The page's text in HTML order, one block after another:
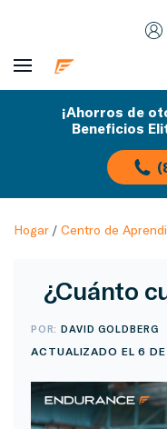
¡Ahorros de
Beneficios
Hogar/ Centro de
¿Cuánto
POR:DAVID GOLDBERG
ACTUALIZADO EL 6